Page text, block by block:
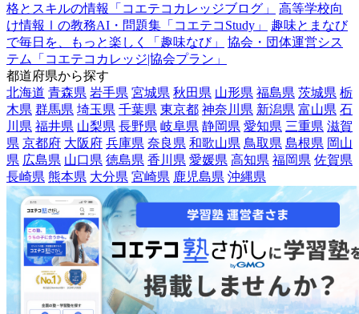
格とスキルの情報「コエテコカレッジブログ」
高等学校向
け情報Ⅰの教務AI・問題集「コエテコStudy」
趣味とまなび
で毎日を、もっと楽しく「趣味なび」
協会・団体運営シス
テム「コエテコカレッジ|協会プラン」
都道府県から探す
北海道 青森県 岩手県 宮城県 秋田県 山形県 福島県 茨城県 栃
木県 群馬県 埼玉県 千葉県 東京都 神奈川県 新潟県 富山県 石
川県 福井県 山梨県 長野県 岐阜県 静岡県 愛知県 三重県 滋賀
県 京都府 大阪府 兵庫県 奈良県 和歌山県 鳥取県 島根県 岡山
県 広島県 山口県 徳島県 香川県 愛媛県 高知県 福岡県 佐賀県
長崎県 熊本県 大分県 宮崎県 鹿児島県 沖縄県